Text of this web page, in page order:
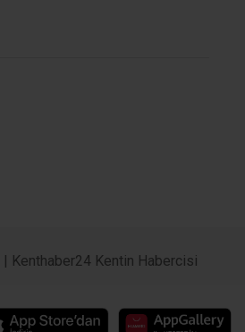
| Kenthaber24 Kentin Habercisi